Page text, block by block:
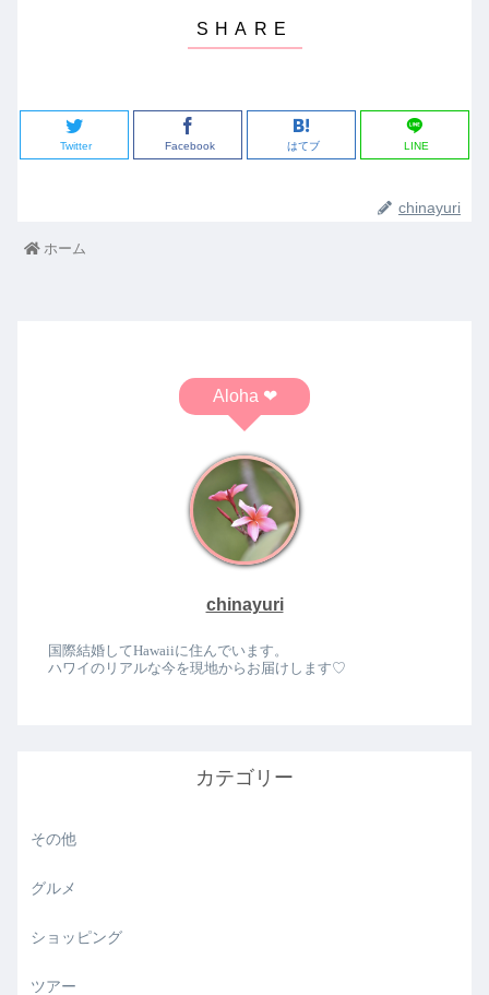
Twitter Facebook はてブ LINE
chinayuri
ホーム
Aloha ❤︎
chinayuri
国際結婚してHawaiiに住んでいます。
ハワイのリアルな今を現地からお届けします♡
カテゴリー
その他
グルメ
ショッピング
ツアー